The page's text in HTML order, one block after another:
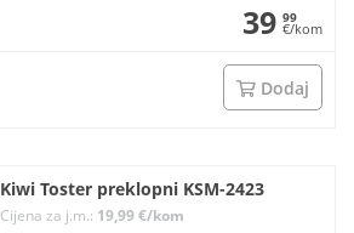
39 99
€/kom
Dodaj
Kiwi Toster preklopni KSM-2423
Cijena za j.m.: 19,99 €/kom